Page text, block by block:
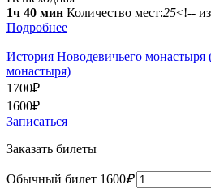
1ч 40 мин Количество мест:25<!-- из
Подробнее
История Новодевичьего монастыря
монастыря)
1700₽
1600₽
Записаться
Заказать билеты
Обычный билет 1600₽